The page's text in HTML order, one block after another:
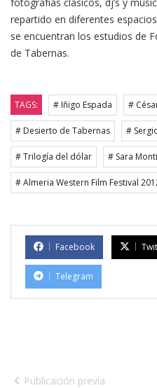
repartido en diferentes
se encuentran los estudios de
de Tabernas.
TAGS: # Iñigo Espada #
# Desierto de Tabernas #
# Trilogía del dólar # Sara
# Almeria Western Film Festival
Facebook
Telegram
Publicación previa